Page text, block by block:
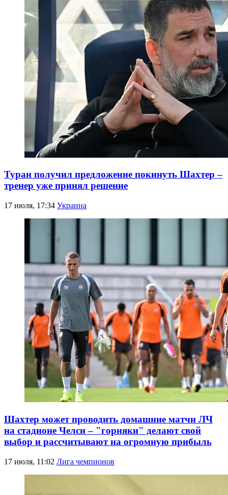
Туран получил предложение покинуть Шахтер –
тренер уже принял решение
17 июля, 17:34 Украина
Шахтер может проводить домашние матчи ЛЧ
на стадионе Челси – "горняки" делают свой
выбор и рассчитывают на огромную прибыль
17 июля, 11:02 Лига чемпионов